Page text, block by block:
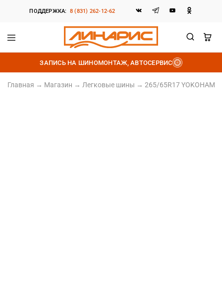
ПОДДЕРЖКА: 8 (831) 262-12-62
Линарис
Продажа
шин,
дисков
и
аккумуляторов
ЗАПИСЬ НА ШИНОМОНТАЖ, АВТОСЕРВИС
Главная → Магазин → Легковые шины → 265/65R17 YOKOHAMA